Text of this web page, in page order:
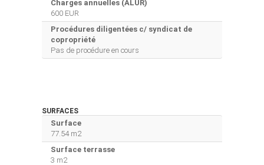
Charges annuelles (ALUR)
600 EUR
Procédures diligentées c/ syndicat de
copropriété
Pas de procédure en cours
SURFACES
Surface
77.54 m2
Surface terrasse
3 m2